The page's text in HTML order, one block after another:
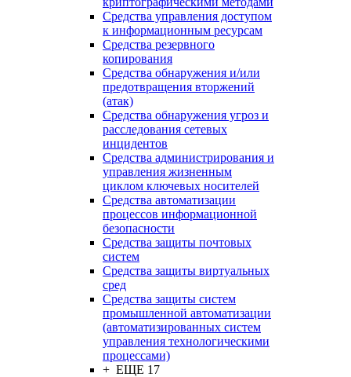
Средства управления доступом
к информационным ресурсам
Средства резервного
копирования
Средства обнаружения и/или
предотвращения вторжений
(атак)
Средства обнаружения угроз и
расследования сетевых
инцидентов
Средства администрирования и
управления жизненным
циклом ключевых носителей
Средства автоматизации
процессов информационной
безопасности
Средства защиты почтовых
систем
Средства защиты виртуальных
сред
Средства защиты систем
промышленной автоматизации
(автоматизированных систем
управления технологическими
процессами)
+ ЕЩЕ 17